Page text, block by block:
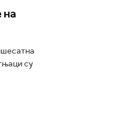
на
су